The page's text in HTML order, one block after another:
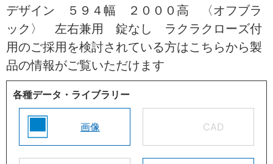
デザイン ５９４幅 ２０００高 〈オフブラ
ック〉 左右兼用 錠なし ラクラクローズ付
用のご採用を検討されている方はこちらから製
品の情報がご覧いただけます
各種データ・ライブラリー
画像 CAD